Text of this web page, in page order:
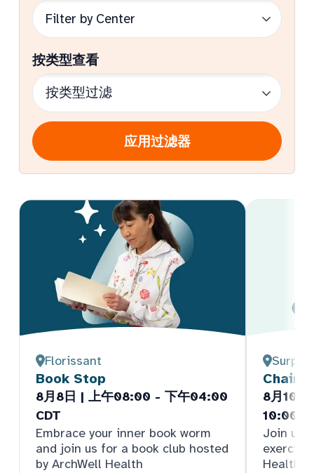
按类型查看
应用过滤器
Florissant
Book Stop
8月8日 | 上午08:00 - 下午04:00
CDT
Embrace your inner book worm
and join us for a book club hosted
by ArchWell Health
Chair
8月10
10:00
Join us
Health